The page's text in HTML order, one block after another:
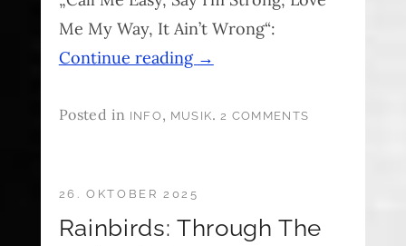
Me My Way, It Ain’t Wrong“:
Continue reading →
Posted in INFO , MUSIK.2 COMMENTS
Rainbirds: Through The
26. OKTOBER 2025